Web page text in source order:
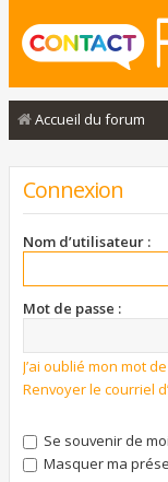
Accueil du forum
Connexion
Nom d’utilisateur :
Mot de passe :
J’ai oublié mon mot
Renvoyer le courriel
Se souvenir de moi
Masquer ma